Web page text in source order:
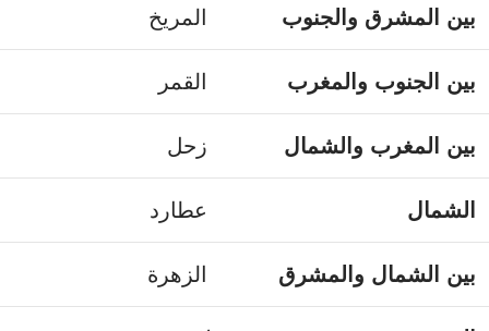
بين المشرق والجنوب المريخ
بين الجنوب والمغرب القمر
بين المغرب والشمال زحل
الشمال عطارد
بين الشمال والمشرق الزهرة